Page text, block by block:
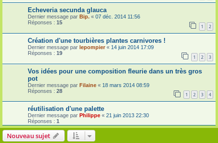
Echeveria secunda glauca
Dernier message par Bip. « 07 déc. 2014 11:56
Réponses : 15
1 2
Création d'une tourbières plantes carnivores !
Dernier message par lepompier « 14 juin 2014 17:09
Réponses : 19
1 2 3
Vos idées pour une composition fleurie dans un très gros
pot
Dernier message par Filaine « 18 mars 2014 08:59
Réponses : 28
1 2 3 4
réutilisation d'une palette
Dernier message par Philippe « 21 juin 2013 22:30
Réponses : 1
Nouveau sujet